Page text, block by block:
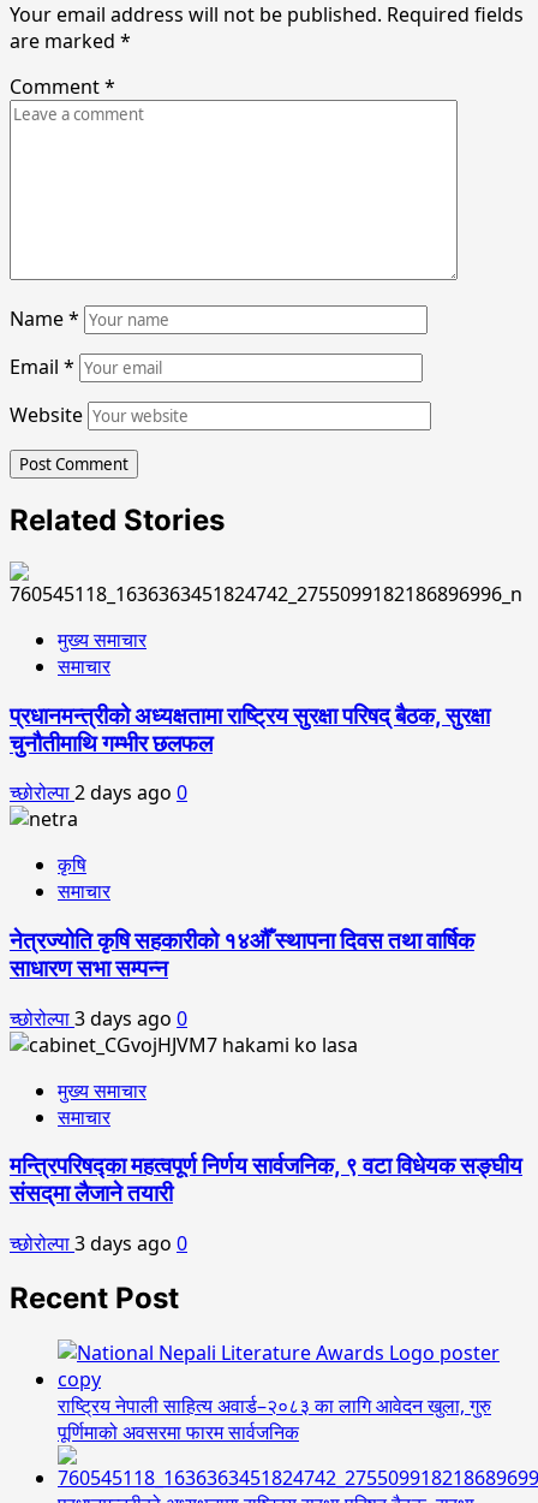
Your email address will not be published. Required fields
are marked *
Comment*
Name*
Email *
Website
Related Stories
मुख्य समाचार
समाचार
प्रधानमन्त्रीको अध्यक्षतामा राष्ट्रिय सुरक्षा परिषद् बैठक, सुरक्षा
चुनौतीमाथि गम्भीर छलफल
च्छोरोल्पा2 days ago 0
कृषि
समाचार
नेत्रज्योति कृषि सहकारीको १४औँ स्थापना दिवस तथा वार्षिक
साधारण सभा सम्पन्न
च्छोरोल्पा3 days ago 0
मुख्य समाचार
समाचार
मन्त्रिपरिषद्का महत्वपूर्ण निर्णय सार्वजनिक, ९ वटा विधेयक सङ्घीय
संसद्‌मा लैजाने तयारी
च्छोरोल्पा3 days ago 0
Recent Post
राष्ट्रिय नेपाली साहित्य अवार्ड–२०८३ का लागि आवेदन खुला, गुरु
पूर्णिमाको अवसरमा फारम सार्वजनिक